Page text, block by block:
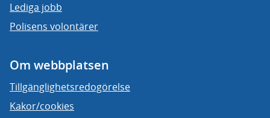
Lediga jobb
Polisens volontärer
Om webbplatsen
Tillgänglighetsredogörelse
Kakor/cookies